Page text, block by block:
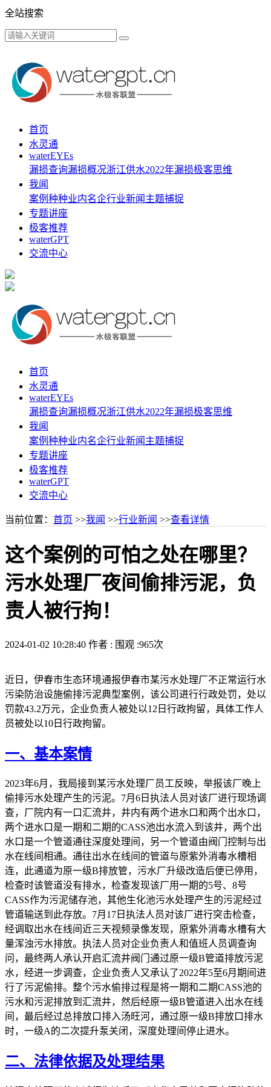
全站搜索
首页
水灵通
waterEYEs
漏损查询漏损概况浙江供水2022年漏损极客思维
我闻
案例种种业内名企行业新闻 主题捕捉
专题讲座
极客推荐
waterGPT
交流中心
首页
水灵通
waterEYEs
漏损查询漏损概况浙江供水2022年漏损极客思维
我闻
案例种种业内名企行业新闻 主题捕捉
专题讲座
极客推荐
waterGPT
交流中心
当前位置： 首页 >>我闻 >>行业新闻 >>查看详情
这个案例的可怕之处在哪里？
污水处理厂夜间偷排污泥，负
责人被行拘！
2024-01-02 10:28:40 作者 : 围观 :965次
近日，伊春市生态环境通报伊春市某污水处理厂不正常运行水
污染防治设施偷排污泥典型案例，该公司进行行政处罚，处以
罚款43.2万元，企业负责人被处以12日行政拘留，具体工作人
员被处以10日行政拘留。
一、基本案情
2023年6月，我局接到某污水处理厂员工反映，举报该厂晚上
偷排污水处理产生的污泥。7月6日执法人员对该厂进行现场调
查，厂院内有一口汇流井，井内有两个进水口和两个出水口，
两个进水口是一期和二期的CASS池出水流入到该井，两个出
水口是一个管道通往深度处理间，另一个管道由阀门控制与出
水在线间相通。通往出水在线间的管道与原紫外消毒水槽相
连，此通道为原一级B排放管，污水厂升级改造后便已停用，
检查时该管道没有排水，检查发现该厂用一期的5号、8号
CASS作为污泥储存池，其他生化池污水处理产生的污泥经过
管道输送到此存放。7月17日执法人员对该厂进行突击检查，
经调取出水在线间近三天视频录像发现，原紫外消毒水槽有大
量浑浊污水排放。执法人员对企业负责人和值班人员调查询
问，最终两人承认开启汇流井阀门通过原一级B管道排放污泥
水，经进一步调查，企业负责人又承认了2022年5至6月期间进
行了污泥偷排。整个污水偷排过程是将一期和二期CASS池的
污水和污泥排放到汇流井，然后经原一级B管道进入出水在线
间，最后经过总排放口排入汤旺河，通过原一级B排放口排水
时，一级A的二次提升泵关闭，深度处理间停止进水。
二、法律依据及处理结果